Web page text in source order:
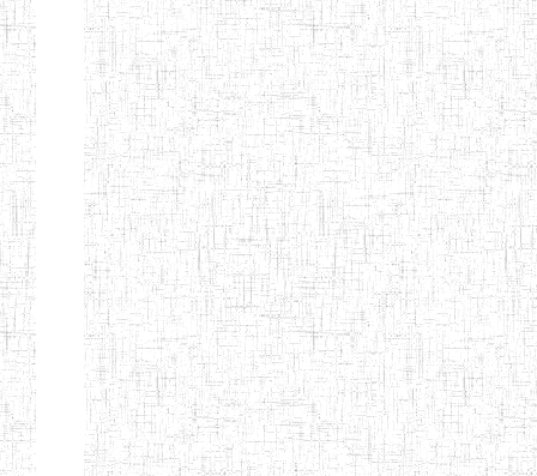
ENPIEG TERESA
JANE
14/03/2014 ENIEG
ENIEG
MODERNE
SAINTE MARIE
04/08/2010 ENIEG
ENIEG PRIVEE
BILINGUE LES
BOSONS
04/08/2010 ENIEG
ENIEG BILINGUE
LE NORMALIEN
01/08/2014 ENIEG